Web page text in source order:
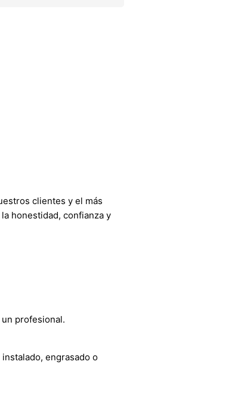
clientes y el más
honestidad, confianza y
profesional.
engrasado o